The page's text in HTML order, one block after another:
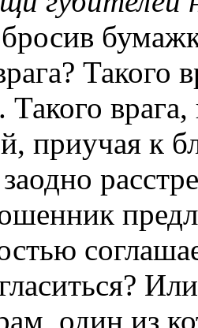
Такого
врага,
приучая к
один из